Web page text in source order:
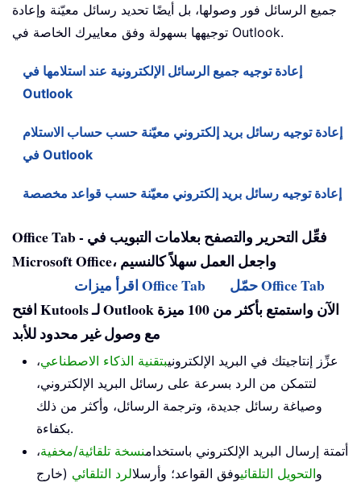
جميع الرسائل فور وصولها، بل أيضًا تحديد رسائل معيّنة وإعادة
توجيهها بسهولة وفق معاييرك الخاصة في Outlook.
إعادة توجيه جميع الرسائل الإلكترونية عند استلامها في
Outlook
إعادة توجيه رسائل بريد إلكتروني معيّنة حسب حساب الاستلام
في Outlook
إعادة توجيه رسائل بريد إلكتروني معيّنة حسب قواعد مخصصة
Office Tab - فعِّل التحرير والتصفح بعلامات التبويب في
Microsoft Office، واجعل العمل سهلاً كالنسيم
اقرأ ميزات Office Tab
حمّل Office Tab
افتح Kutools لـ Outlook الآن واستمتع بأكثر من 100 ميزة
مع وصول غير محدود للأبد
عزِّز إنتاجيتك في البريد الإلكترونيبتقنية الذكاء الاصطناعي،
لتتمكن من الرد بسرعة على رسائل البريد الإلكتروني،
وصياغة رسائل جديدة، وترجمة الرسائل، وأكثر من ذلك
بكفاءة.
أتمتة إرسال البريد الإلكتروني باستخدامنسخة تلقائية/مخفية،
والتحويل التلقائيوفق القواعد؛ وأرسلالرد التلقائي (خارج